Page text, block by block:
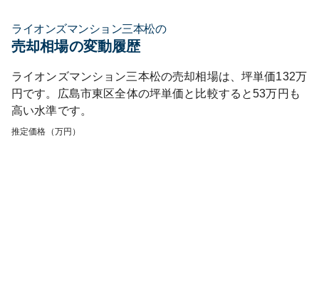
ライオンズマンション三本松の
売却相場の変動履歴
ライオンズマンション三本松の売却相場は、坪単価132万
円です。
広島市東区全体の坪単価と比較すると53万円も
高い水準です。
推定価格（万円）